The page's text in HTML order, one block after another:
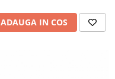
ADAUGA IN COS